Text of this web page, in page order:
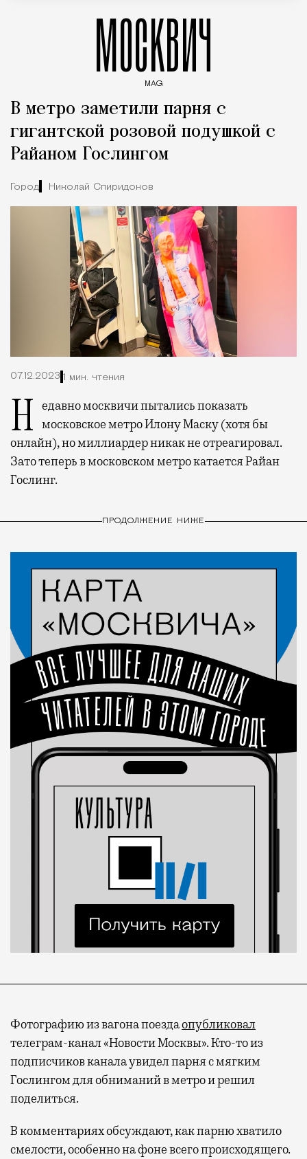
МОСКВИЧ
MAG
В метро заметили парня с
гигантской розовой подушкой с
Райаном Гослингом
Город Николай Спиридонов
07.12.2023 1 мин. чтения
Недавно москвичи пытались показать московское метро Илону Маску (хотя бы
онлайн), но миллиардер никак не отреагировал.
Зато теперь в московском метро катается Райан
Гослинг.
ПРОДОЛЖЕНИЕ НИЖЕ
Фотографию из вагона поездаопубликовал
телеграм-канал «Новости Москвы». Кто-то из
подписчиков канала увидел парня с мягким
Гослингом для обниманий в метро и решил
поделиться.
В комментариях обсуждают, как парню хватило
смелости, особенно на фоне всего происходящего.